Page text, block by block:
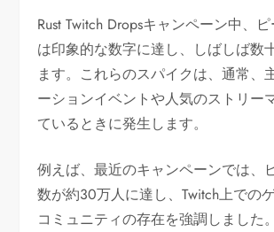
Rust Twitch Dropsキャンペーン中、
は印象的な数字に達し、しばしば数
ます。これらのスパイクは、通常、
ーションイベントや人気のストリー
ているときに発生します。
例えば、最近のキャンペーンでは、
数が約30万人に達し、Twitch上での
コミュニティの存在を強調しました